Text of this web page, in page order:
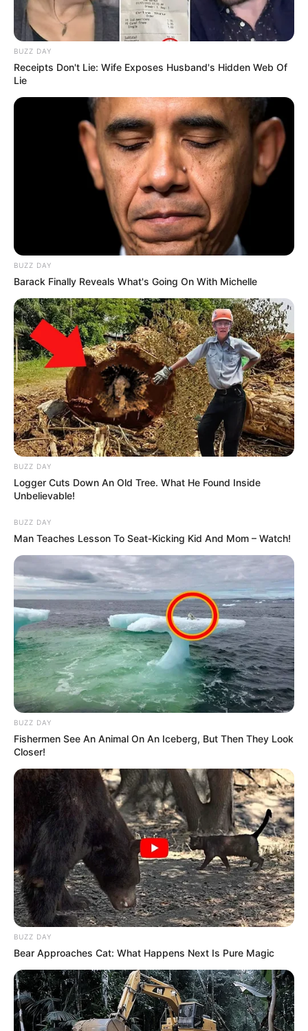
LIHAT ARTIKEL LAINNYA
Yuta Okkotsu Toji Fushiguro
Toge Inumaki Yuji Itadori
BUZZ DAY
Receipts Don't Lie: Wife Exposes Husband's Hidden Web Of
Lie
BUZZ DAY
Barack Finally Reveals What's Going On With Michelle
BUZZ DAY
Logger Cuts Down An Old Tree. What He Found Inside
Unbelievable!
BUZZ DAY
Man Teaches Lesson To Seat-Kicking Kid And Mom – Watch!
BUZZ DAY
Fishermen See An Animal On An Iceberg, But Then They Look
Closer!
BUZZ DAY
Bear Approaches Cat: What Happens Next Is Pure Magic